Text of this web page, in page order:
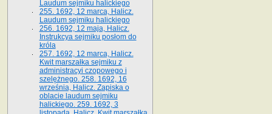
Laudum sejmiku halickiego
255. 1692, 12 marca, Halicz.
Laudum sejmiku halickiego
256. 1692, 12 maja, Halicz.
Instrukcya sejmiku posłom do
króla
257. 1692, 12 marca, Halicz.
Kwit marszałka sejmiku z
administracyi czopowego i
szelężnego. 258. 1692, 16
września, Halicz. Zapiska o
oblacie laudum sejmiku
halickiego. 259. 1692, 3